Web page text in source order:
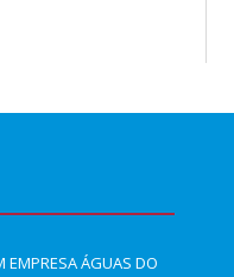
EMPRESA ÁGUAS DO